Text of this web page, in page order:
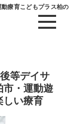
療育こどもプラス柏の
等デイサ
市・運動遊
しい療育